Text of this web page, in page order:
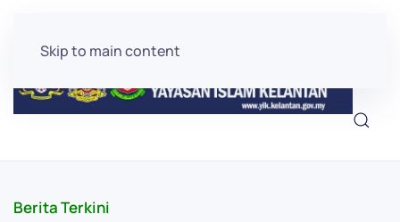
Skip to main content
Berita Terkini